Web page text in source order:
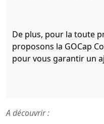
De plus, pour la toute
proposons la GOCap
pour vous garantir un
A découvrir :